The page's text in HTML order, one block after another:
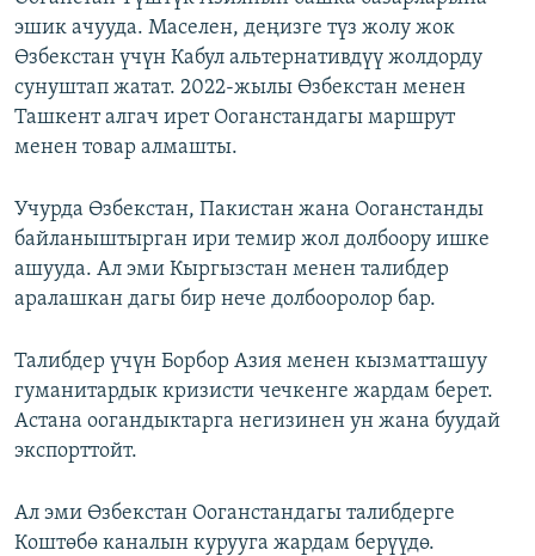
эшик ачууда. Маселен, деңизге түз жолу жок
Өзбекстан үчүн Кабул альтернативдүү жолдорду
сунуштап жатат. 2022-жылы Өзбекстан менен
Ташкент алгач ирет Ооганстандагы маршрут
менен товар алмашты.
Учурда Өзбекстан, Пакистан жана Ооганстанды
байланыштырган ири темир жол долбоору ишке
ашууда. Ал эми Кыргызстан менен талибдер
аралашкан дагы бир нече долбооролор бар.
Талибдер үчүн Борбор Азия менен кызматташуу
гуманитардык кризисти чечкенге жардам берет.
Астана оогандыктарга негизинен ун жана буудай
экспорттойт.
Ал эми Өзбекстан Ооганстандагы талибдерге
Коштөбө каналын курууга жардам берүүдө.